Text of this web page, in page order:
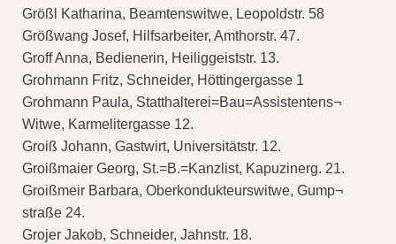
Größl Katharina, Beamtenswitwe, Leopoldstr. 58
Größwang Josef, Hilfsarbeiter, Amthorstr. 47.
Groff Anna, Bedienerin, Heiliggeiststr. 13.
Grohmann Fritz, Schneider, Höttingergasse 1
Grohmann Paula, Statthalterei=Bau=Assistentens¬
Witwe, Karmelitergasse 12.
Groiß Johann, Gastwirt, Universitätstr. 12.
Groißmaier Georg, St.=B.=Kanzlist, Kapuzinerg. 21.
Groißmeir Barbara, Oberkondukteurswitwe, Gump¬
straße 24.
Grojer Jakob, Schneider, Jahnstr. 18.